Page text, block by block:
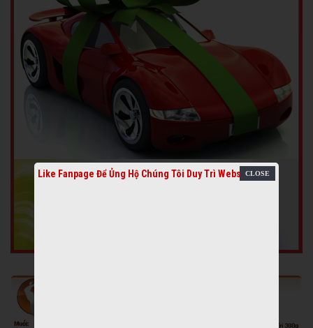
Like Fanpage Để Ủng Hộ Chúng Tôi Duy Trì Website